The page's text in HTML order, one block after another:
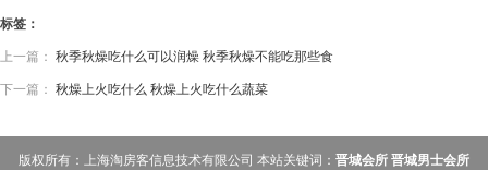
标签：
上一篇： 秋季秋燥吃什么可以润燥 秋季秋燥不能吃那些食
下一篇： 秋燥上火吃什么 秋燥上火吃什么蔬菜
版权所有：上海淘房客信息技术有限公司 本站关键词： 晋城会所 晋城男士会所